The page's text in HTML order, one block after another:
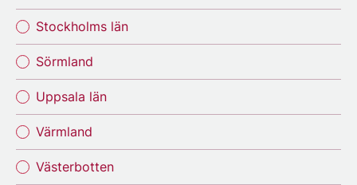
Stockholms län
Sörmland
Uppsala län
Värmland
Västerbotten